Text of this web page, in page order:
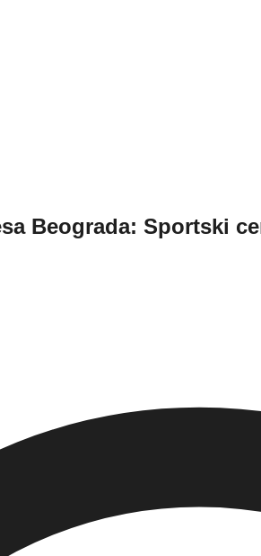
Beograda: Sportski